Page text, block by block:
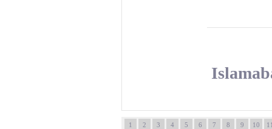
1 2 3 4 5 6 7 8 9 10